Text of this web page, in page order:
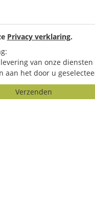
Privacy verklaring.
van onze
aan het door u
Verzenden